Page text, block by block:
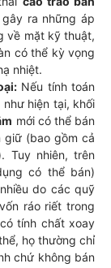
ra những áp
về mặt kỹ thuật,
có thể kỳ vọng
nhiệt.
Nếu tính toán
hiện tại, khối
mới có thể bán
giữ (bao gồm cả
Tuy nhiên, trên
có thể bán)
do các quỹ
ráo riết trong
tính chất xoay
họ thường chỉ
chứ không bán